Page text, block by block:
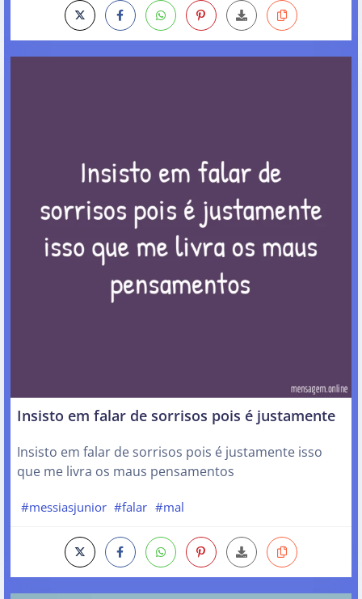
Insisto em falar de sorrisos pois é justamente
Insisto em falar de sorrisos pois é justamente isso
que me livra os maus pensamentos
#messiasjunior #falar #mal